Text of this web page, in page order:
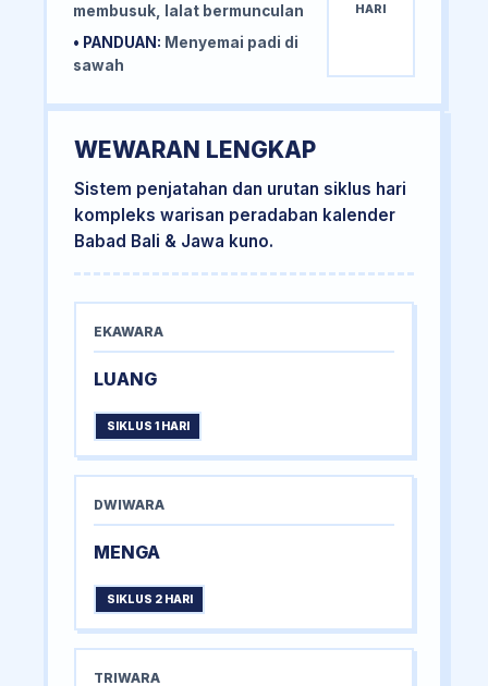
membusuk, lalat bermunculan
• PANDUAN: Menyemai padi di
sawah
HARI
WEWARAN LENGKAP
Sistem penjatahan dan urutan siklus hari
kompleks warisan peradaban kalender
Babad Bali & Jawa kuno.
EKAWARA
LUANG
SIKLUS 1 HARI
DWIWARA
MENGA
SIKLUS 2 HARI
TRIWARA